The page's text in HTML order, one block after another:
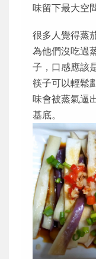
味留下最大空
很多人覺得蒸
為他們沒吃過
子，口感應該
筷子可以輕鬆
味會被蒸氣逼
基底。